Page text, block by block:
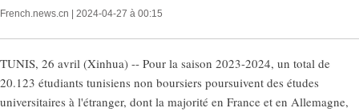
French.news.cn | 2024-04-27 à 00:15
TUNIS, 26 avril (Xinhua) -- Pour la saison 2023-2024, un total de
20.123 étudiants tunisiens non boursiers poursuivent des études
universitaires à l'étranger, dont la majorité en France et en Allemagne,